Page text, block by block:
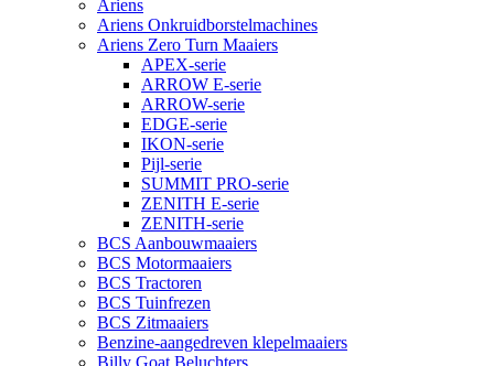
Ariens
Ariens Onkruidborstelmachines
Ariens Zero Turn Maaiers
APEX-serie
ARROW E-serie
ARROW-serie
EDGE-serie
IKON-serie
Pijl-serie
SUMMIT PRO-serie
ZENITH E-serie
ZENITH-serie
BCS Aanbouwmaaiers
BCS Motormaaiers
BCS Tractoren
BCS Tuinfrezen
BCS Zitmaaiers
Benzine-aangedreven klepelmaaiers
Billy Goat Beluchters